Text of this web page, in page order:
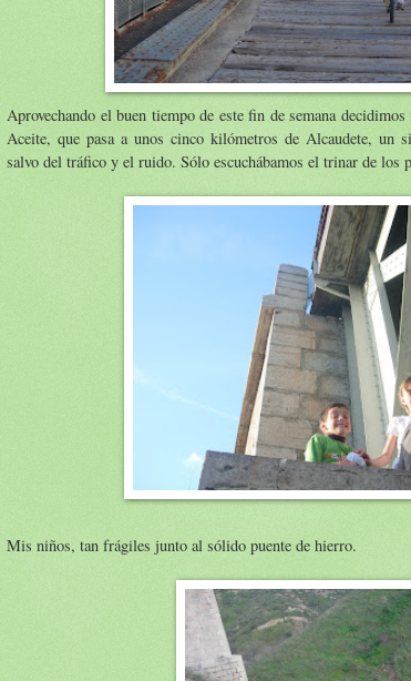
Aprovechando el buen tiempo de este fin de semana
Aceite, que pasa a unos cinco kilómetros de Alcaudete, un
salvo del tráfico y el ruido. Sólo escuchábamos el trinar de los
Mis niños, tan frágiles junto al sólido puente de hierro.